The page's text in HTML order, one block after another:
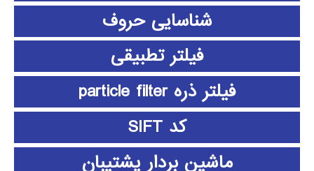
شناسایی حروف
فیلتر تطبیقی
فیلتر ذره particle filter
کد SIFT
ماشین بردار پشتیبان